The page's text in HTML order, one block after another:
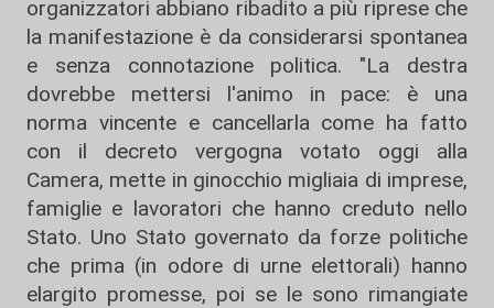
organizzatori abbiano ribadito a più riprese che
la manifestazione è da considerarsi spontanea
e senza connotazione politica. "La destra
dovrebbe mettersi l'animo in pace: è una
norma vincente e cancellarla come ha fatto
con il decreto vergogna votato oggi alla
Camera, mette in ginocchio migliaia di imprese,
famiglie e lavoratori che hanno creduto nello
Stato. Uno Stato governato da forze politiche
che prima (in odore di urne elettorali) hanno
elargito promesse, poi se le sono rimangiate